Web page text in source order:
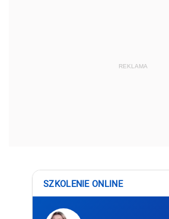
REKLAMA
SZKOLENIE ONLINE